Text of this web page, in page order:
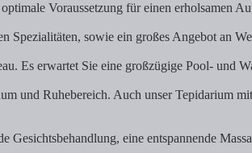
Voraussetzung für einen erholsamen
sowie ein großes Angebot an
Es erwartet Sie eine großzügige Pool- und
und Ruhebereich. Auch unser Tepidarium
eine entspannende